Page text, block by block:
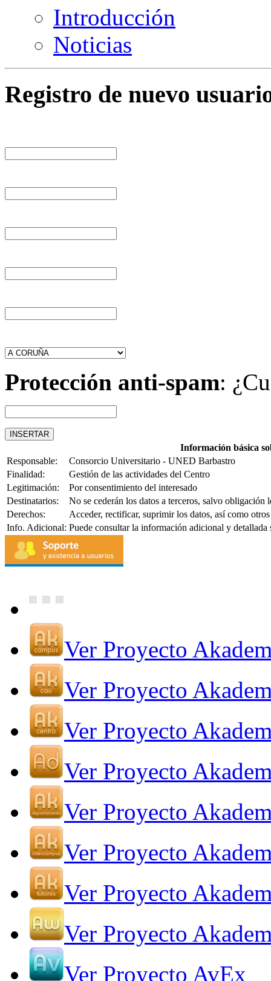
Introducción
Noticias
Registro de nuevo
Protección anti-spam:
Información básica
Responsable:
Consorcio Universitario - UNED Barbastro
Finalidad:
Gestión de las actividades del Centro
Legitimación:
Por consentimiento del interesado
Destinatarios:
No se cederán los datos a terceros, salvo obligación
Derechos:
Acceder, rectificar, suprimir los datos, así como
Info. Adicional: Puede consultar la información adicional y detallada
Ver Proyecto
Ver Proyecto
Ver Proyecto
Ver Proyecto
Ver Proyecto
Ver Proyecto
Ver Proyecto
Ver Proyecto
Ver Proyecto AvEx